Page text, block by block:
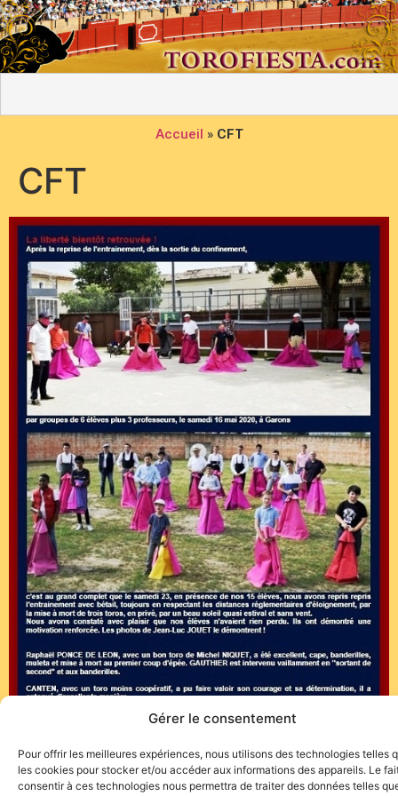
Gérer le consentement
Pour offrir les meilleures expériences, nous utilisons des technologies telles
les cookies pour stocker et/ou accéder aux informations des appareils. Le
consentir à ces technologies nous permettra de traiter des données telles
Accueil » CFT
CFT